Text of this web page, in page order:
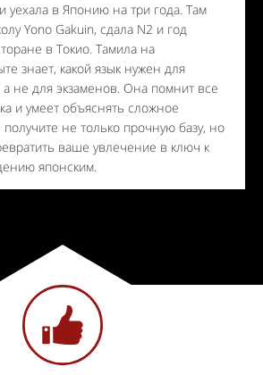
уехала в Японию на три года. Там
Yono Gakuin, сдала N2 и год
в Токио. Тамила на
знает, какой язык нужен для
не для экзаменов. Она помнит все
и умеет объяснять сложное
не только прочную базу, но
ваше увлечение в ключ к
японским.